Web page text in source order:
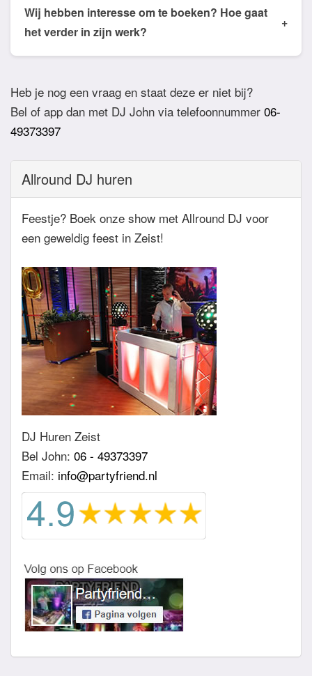
de email of app welke nummers of stijlen jullie niet
willen horen. De DJ houdt daar dan rekening mee.
Wij hebben interesse om te boeken? Hoe gaat
het verder in zijn werk?
+
zodat het feest definitief geboekt is. Wij vragen
overigens geen aanbetaling. Tegen die dat het
feest eraan komt zullen we nog even contact
hebben betreft de muziekwensen en de planning
van de avond. Daarnaast zijn wij altijd bereikbaar
zowel telefonisch, via e-mail of de app.
Heb je nog een vraag en staat deze er niet bij?
Bel of app dan met DJ John via telefoonnummer 06-
49373397
Allround DJ huren
Feestje? Boek onze show met Allround DJ voor
een geweldig feest in Zeist!
DJ Huren Zeist
Bel John: 06 - 49373397
Email: info@partyfriend.nl